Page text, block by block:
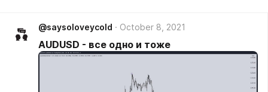
@saysoloveycold October 8, 2021
AUDUSD - все одно и тоже